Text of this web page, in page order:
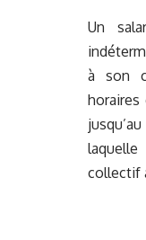
Un
à son
collectif